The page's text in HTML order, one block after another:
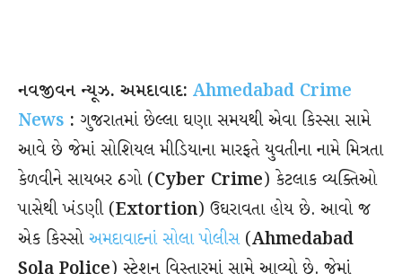
નવજીવન ન્યૂઝ. અમદાવાદ: Ahmedabad Crime
News : ગુજરાતમાં છેલ્લા ઘણા સમયથી એવા કિસ્સા સામે
આવે છે જેમાં સોશિયલ મીડિયાના મારફતે યુવતીના નામે મિત્રતા
કેળવીને સાયબર ઠગો (Cyber Crime) કેટલાક વ્યક્તિઓ
પાસેથી ખંડણી (Extortion) ઉઘરાવતા હોય છે. આવો જ
એક કિસ્સોઅમદાવાદનાં સોલા પોલીસ(Ahmedabad